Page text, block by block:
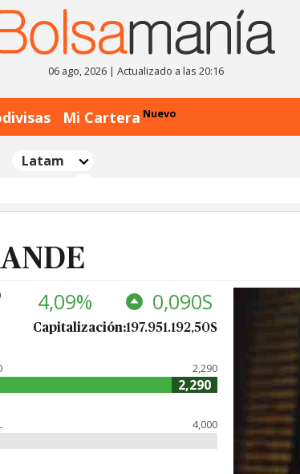
06 ago, 2026 | Actualizado a las 20:16
Mi Cartera Nuevo
Latam
4,09% 0,090S
Capitalización:197.951.192,50S
2,290
2,290
4,000